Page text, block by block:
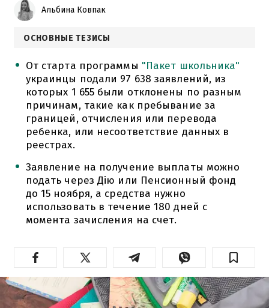
Альбина Ковпак
ОСНОВНЫЕ ТЕЗИСЫ
От старта программы "Пакет школьника"
украинцы подали 97 638 заявлений, из
которых 1 655 были отклонены по разным
причинам, такие как пребывание за
границей, отчисления или перевода
ребенка, или несоответствие данных в
реестрах.
Заявление на получение выплаты можно
подать через Дію или Пенсионный фонд
до 15 ноября, а средства нужно
использовать в течение 180 дней с
момента зачисления на счет.